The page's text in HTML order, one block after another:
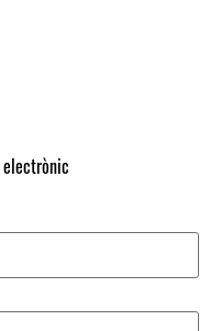
electrònic